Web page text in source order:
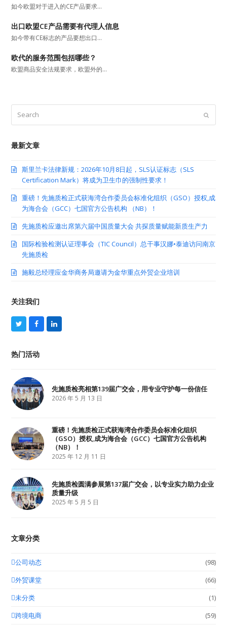
如今欧盟对于进入的CE产品要求…
出口欧盟CE产品需要有代理人信息
如今带有CE标志的产品要想出口…
欧代的服务范围包括哪些？
欧盟商品安全法规要求，欧盟外的…
最新文章
斯里兰卡法律新规：2026年10月8日起，SLS认证标志（SLS
Certification Mark）将成为卫生巾的强制性要求！
重磅！先施质检正式获海湾合作委员会标准化组织（GSO）授权,成
为海合会（GCC）七国官方公告机构 （NB）！
先施质检应邀出席第六届中国质量大会 共探质量赋能新质生产力
国际检验检测认证理事会（TIC Council）总干事汉娜•泰迪访问南京
先施质检
施毅总经理应金华商务局邀请为金华重点外贸企业培训
关注我们
T
w
t
t
F
a
b
L
i
热门活动
先施质检亮相第139届广交会，用专业守护每一份信任
2026 年 5 月 13 日
重磅！先施质检正式获海湾合作委员会标准化组织
（GSO）授权,成为海合会（GCC）七国官方公告机构
（NB）！
2025 年 12 月 11 日
先施质检圆满参展第137届广交会，以专业实力助力企业
质量升级
2025 年 5 月 5 日
文章分类
公司动态
(98)
外贸课堂
(66)
未分类
(1)
跨境电商
(59)